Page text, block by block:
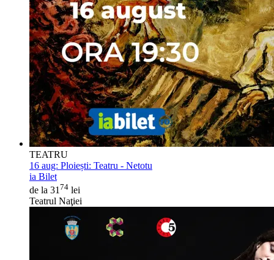
TEATRU
16 aug: Ploiești: Teatru - Netotu
ia Bilet
de la 31 74 lei
Teatrul Naţiei